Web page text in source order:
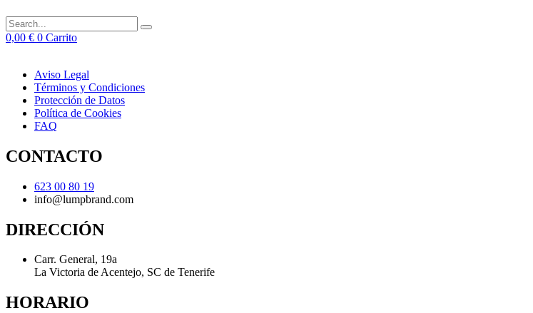
0,00 € 0 Carrito
Aviso Legal
Términos y Condiciones
Protección de Datos
Política de Cookies
FAQ
CONTACTO
623 00 80 19
info@lumpbrand.com
DIRECCIÓN
Carr. General, 19a
La Victoria de Acentejo, SC de Tenerife
HORARIO